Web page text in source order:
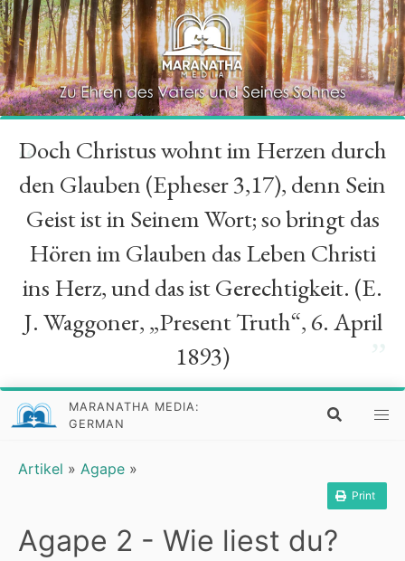
“
Doch Christus wohnt im Herzen durch
den Glauben (Epheser 3,17), denn Sein
Geist ist in Seinem Wort; so bringt das
Hören im Glauben das Leben Christi
ins Herz, und das ist Gerechtigkeit. (E.
J. Waggoner, „Present Truth“, 6. April
1893)
MARANATHA MEDIA:
GERMAN
Artikel » Agape »
Print
Agape 2 - Wie liest du?